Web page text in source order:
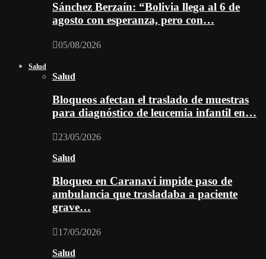
Sánchez Berzaín: “Bolivia llega al 6 de
agosto con esperanza, pero con…
05/08/2026
Salud
Salud
Bloqueos afectan el traslado de muestras
para diagnóstico de leucemia infantil en…
23/05/2026
Salud
Bloqueo en Caranavi impide paso de
ambulancia que trasladaba a paciente
grave…
17/05/2026
Salud